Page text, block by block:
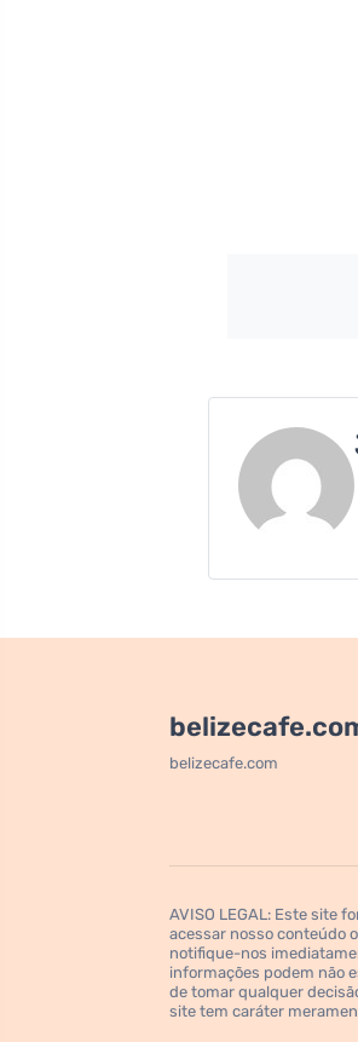
belizecafe.com
AVISO LEGAL: Este site
acessar nosso conteúdo
notifique-nos
informações podem não
de tomar qualquer
site tem caráter